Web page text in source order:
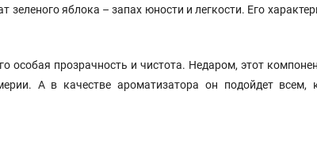
яблока – запах юности и легкости. Его
особая прозрачность и чистота. Недаром, этот
А в качестве ароматизатора он подойдет всем,